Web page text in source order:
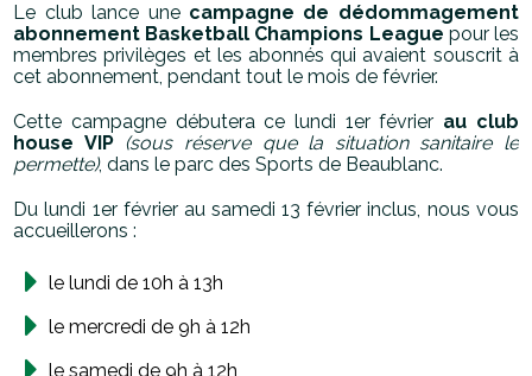
Le club lance une campagne de dédommagement
abonnement Basketball Champions League pour les
membres privilèges et les abonnés qui avaient souscrit à
cet abonnement, pendant tout le mois de février.
Cette campagne débutera ce lundi 1er février au club
house VIP (sous réserve que la situation sanitaire le
permette), ​dans le parc des Sports de Beaublanc.
Du lundi 1er février au samedi 13 février inclus, nous vous
accueillerons :
le lundi de 10h à 13h
le mercredi de 9h à 12h
le samedi de 9h à 12h